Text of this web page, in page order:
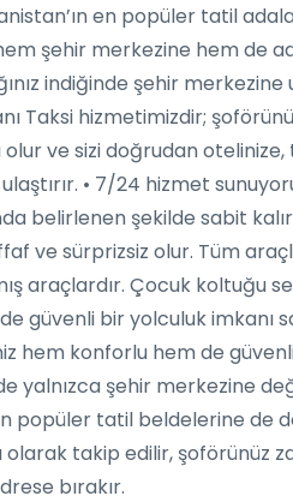
en popüler tatil
şehir merkezine hem de
indiğinde şehir merkezine
Taksi hizmetimizdir;
olur ve sizi doğrudan
• 7/24 hizmet
belirlenen şekilde sabit
ve sürprizsiz olur. Tüm
araçlardır. Çocuk koltuğu
güvenli bir yolculuk imkanı
hem konforlu hem de
yalnızca şehir merkezine
popüler tatil beldelerine de
takip edilir, şoförünüz
bırakır.